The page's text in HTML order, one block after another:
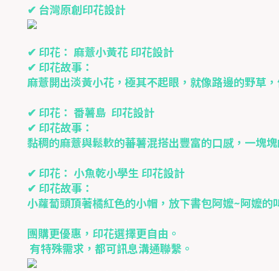
✔ 台灣原創印花設計
✔ 印花： 麻薏小黃花 印花設計
✔ 印花故事：
麻薏開出淡黃小花，極其不起眼，就像路邊的野草
✔ 印花： 番薯島 印花設計
✔ 印花故事：
黏稠的麻薏與鬆軟的蕃薯混搭出豐富的口感，一塊
✔ 印花： 小魚乾小學生 印花設計
✔ 印花故事：
小蘿蔔頭頂著橘紅色的小帽，放下書包阿嬤~阿嬤
團購更優惠，印花選擇更自由。
有特殊需求，都可訊息溝通聯繫。